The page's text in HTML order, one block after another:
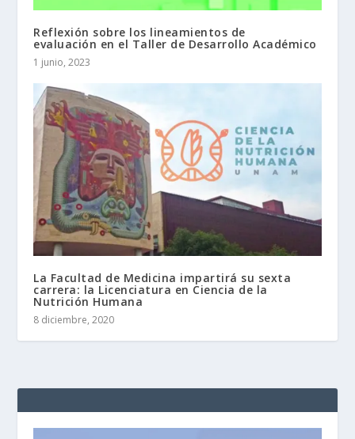
Reflexión sobre los lineamientos de
evaluación en el Taller de Desarrollo Académico
1 junio, 2023
La Facultad de Medicina impartirá su sexta
carrera: la Licenciatura en Ciencia de la
Nutrición Humana
8 diciembre, 2020